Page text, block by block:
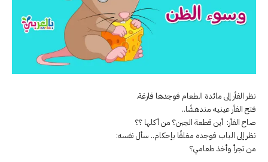
نظر الفأر إلى مائدة الطعام فوجدها فارغة.
فتح الفأر عينيه مندهشًا..
صاح الفأر: أين قطعة الجبن؟ من أكلها ؟؟
نظر إلى الباب فوجده مغلقًا بإحكام.. سأل نفسه:
من تجرأ وأخذ طعامي؟